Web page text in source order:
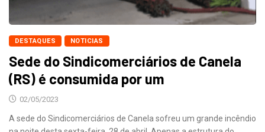
DESTAQUES NOTICIAS
Sede do Sindicomerciários de Canela
(RS) é consumida por um
02/05/2023
A sede do Sindicomerciários de Canela sofreu um grande incêndio